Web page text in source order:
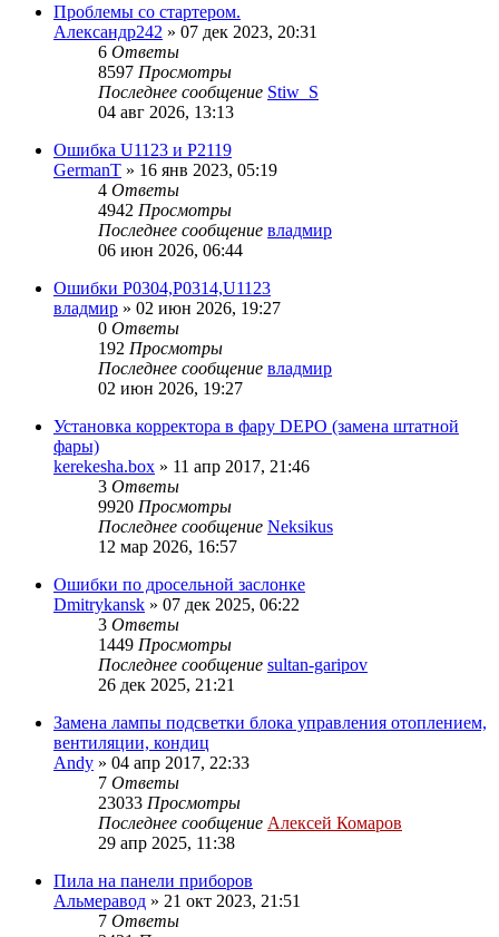
Проблемы со стартером.
Александр242 » 07 дек 2023, 20:31
6 Ответы
8597 Просмотры
Последнее сообщение Stiw_S
04 авг 2026, 13:13
Ошибка U1123 и P2119
GermanT » 16 янв 2023, 05:19
4 Ответы
4942 Просмотры
Последнее сообщение владмир
06 июн 2026, 06:44
Ошибки Р0304,Р0314,U1123
владмир » 02 июн 2026, 19:27
0 Ответы
192 Просмотры
Последнее сообщение владмир
02 июн 2026, 19:27
Установка корректора в фару DEPO (замена штатной
фары)
kerekesha.box » 11 апр 2017, 21:46
3 Ответы
9920 Просмотры
Последнее сообщение Neksikus
12 мар 2026, 16:57
Ошибки по дросельной заслонке
Dmitrykansk » 07 дек 2025, 06:22
3 Ответы
1449 Просмотры
Последнее сообщение sultan-garipov
26 дек 2025, 21:21
Замена лампы подсветки блока управления отоплением,
вентиляции, кондиц
Andy » 04 апр 2017, 22:33
7 Ответы
23033 Просмотры
Последнее сообщение Алексей Комаров
29 апр 2025, 11:38
Пила на панели приборов
Альмеравод » 21 окт 2023, 21:51
7 Ответы